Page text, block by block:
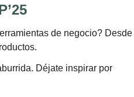
de negocio? Desde
Déjate inspirar por